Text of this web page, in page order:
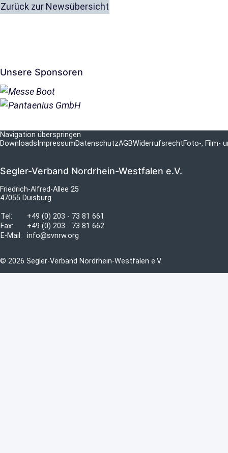
Zurück zur Newsübersicht
Unsere Sponsoren
Navigation überspringen
Downloads ImpressumDatenschutzAGBWiderrufsrechtFoto-, Film-
Segler-Verband Nordrhein-Westfalen e.V.
Friedrich-Alfred-Allee 25
47055 Duisburg
Tel:
+49 (0) 203 - 73 81 661
Fax:
+49 (0) 203 - 73 81 662
E-Mail:
info@svnrw.org
© 2026 Segler-Verband Nordrhein-Westfalen e.V.